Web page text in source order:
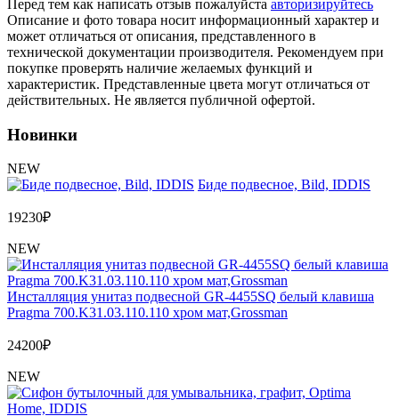
Перед тем как написать отзыв пожалуйста авторизируйтесь
Описание и фото товара носит информационный характер и
может отличаться от описания, представленного в
технической документации производителя. Рекомендуем при
покупке проверять наличие желаемых функций и
характеристик. Представленные цвета могут отличаться от
действительных. Не является публичной офертой.
Новинки
NEW
Биде подвесное, Bild, IDDIS
19230₽
NEW
Инсталляция унитаз подвесной GR-4455SQ белый клавиша
Pragma 700.K31.03.110.110 хром мат,Grossman
24200₽
NEW